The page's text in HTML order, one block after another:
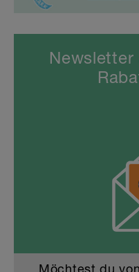
Newsletter
Möchtest du von